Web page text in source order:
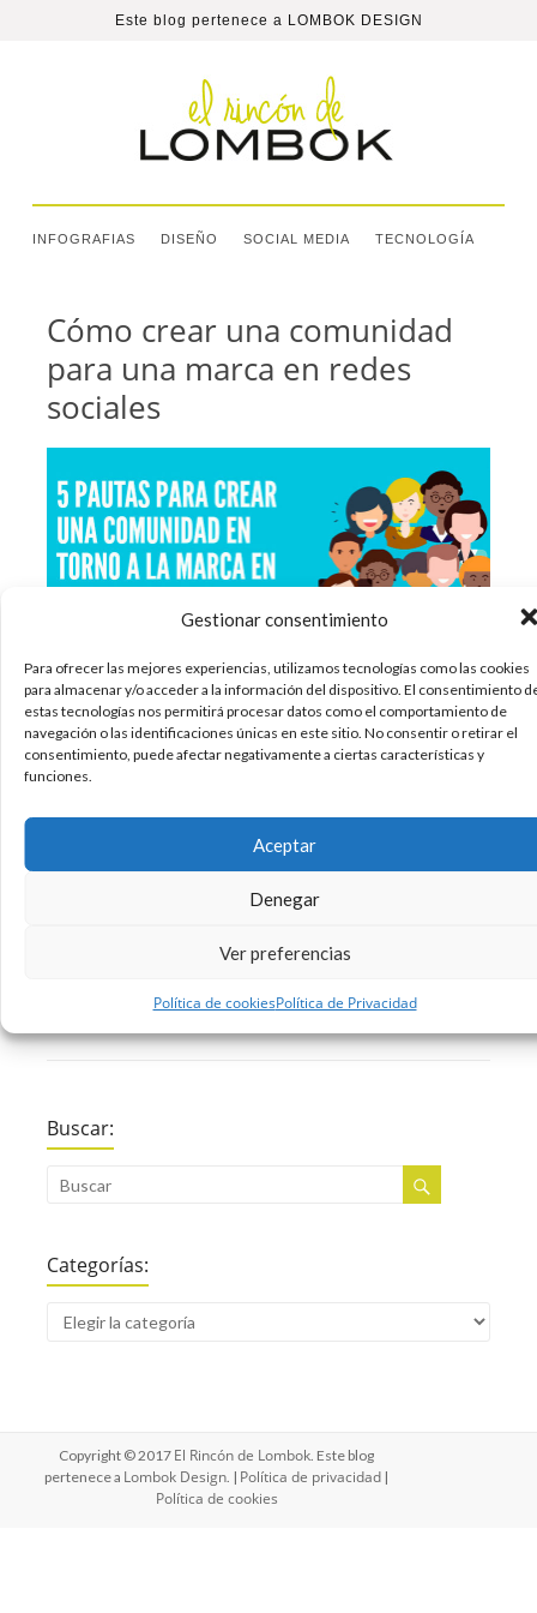
Gestionar consentimiento
Para ofrecer las mejores experiencias, utilizamos tecnologías como las cookies
para almacenar y/o acceder a la información del dispositivo. El consentimiento
estas tecnologías nos permitirá procesar datos como el comportamiento de
navegación o las identificaciones únicas en este sitio. No consentir o retirar el
consentimiento, puede afectar negativamente a ciertas características y
funciones.
Aceptar
Denegar
Ver preferencias
Política de cookiesPolítica de Privacidad
Este blog pertenece a LOMBOK DESIGN
INFOGRAFIAS DISEÑO SOCIAL MEDIA TECNOLOGÍA
Cómo crear una comunidad
para una marca en redes
sociales
Actualmente, en la era digital, es muy
importante para las marcas estar presentes en
los medios sociales. Y es que la presencia de una
Redes Sociales,Social Media
Sin comentarios
Leer más
Buscar:
Categorías:
Copyright © 2017 El Rincón de Lombok. Este blog
pertenece a Lombok Design. | Política de privacidad |
Política de cookies